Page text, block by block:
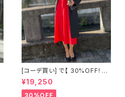
[コーデ買い] で【 30%OFF! 】2
点 フランス古着 レッドライン 切
り替えワンピース + フランス古
着 TERGAL ブラック コート
¥19,250
30%OFF